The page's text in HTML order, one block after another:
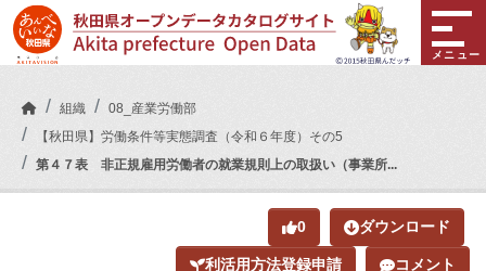
Skip to main content
メニュー
組織
08_産業労働部
【秋田県】労働条件等実態調査（令和６年度）その5
第４７表 非正規雇用労働者の就業規則上の取扱い（事業所...
0 ダウンロード
利活用方法登録申請 コメント